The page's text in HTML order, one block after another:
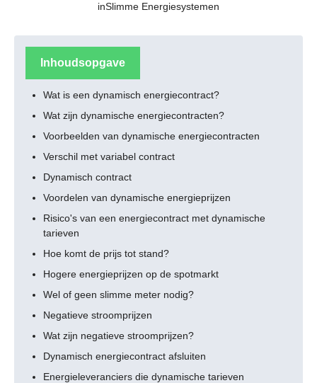
inSlimme Energiesystemen
Inhoudsopgave
Wat is een dynamisch energiecontract?
Wat zijn dynamische energiecontracten?
Voorbeelden van dynamische energiecontracten
Verschil met variabel contract
Dynamisch contract
Voordelen van dynamische energieprijzen
Risico's van een energiecontract met dynamische
tarieven
Hoe komt de prijs tot stand?
Hogere energieprijzen op de spotmarkt
Wel of geen slimme meter nodig?
Negatieve stroomprijzen
Wat zijn negatieve stroomprijzen?
Dynamisch energiecontract afsluiten
Energieleveranciers die dynamische tarieven